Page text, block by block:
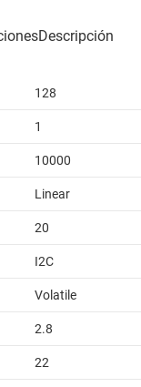
128
1
10000
Linear
20
I2C
Volatile
2.8
22